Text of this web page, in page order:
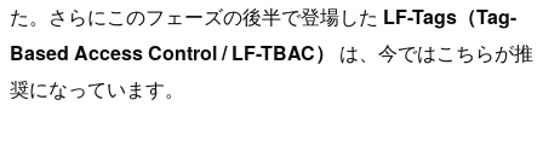
た。さらにこのフェーズの後半で登場した LF-Tags（Tag-
Based Access Control / LF-TBAC）
は、今ではこちらが推
奨になっています。